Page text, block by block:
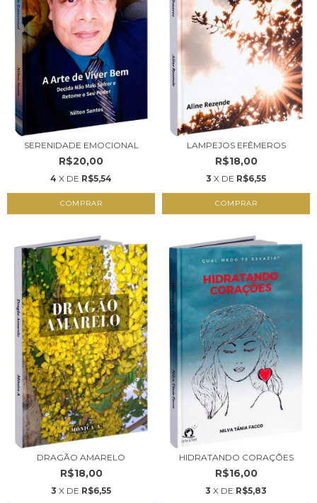
SERENIDADE EMOCIONAL
R$20,00
4 X DE R$5,54
COMPRAR
LAMPEJOS EFÊMEROS
R$18,00
3 X DE R$6,55
COMPRAR
DRAGÃO AMARELO
R$18,00
3 X DE R$6,55
HIDRATANDO CORAÇÕES
R$16,00
3 X DE R$5,83